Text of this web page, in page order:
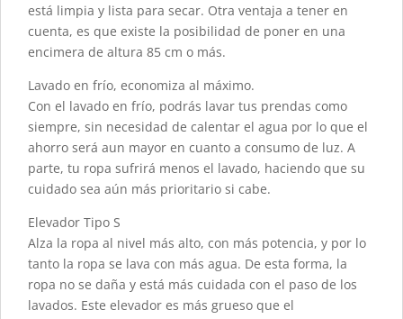
está limpia y lista para secar. Otra ventaja a tener en
cuenta, es que existe la posibilidad de poner en una
encimera de altura 85 cm o más.
Lavado en frío, economiza al máximo.
Con el lavado en frío, podrás lavar tus prendas como
siempre, sin necesidad de calentar el agua por lo que el
ahorro será aun mayor en cuanto a consumo de luz. A
parte, tu ropa sufrirá menos el lavado, haciendo que su
cuidado sea aún más prioritario si cabe.
Elevador Tipo S
Alza la ropa al nivel más alto, con más potencia, y por lo
tanto la ropa se lava con más agua. De esta forma, la
ropa no se daña y está más cuidada con el paso de los
lavados. Este elevador es más grueso que el